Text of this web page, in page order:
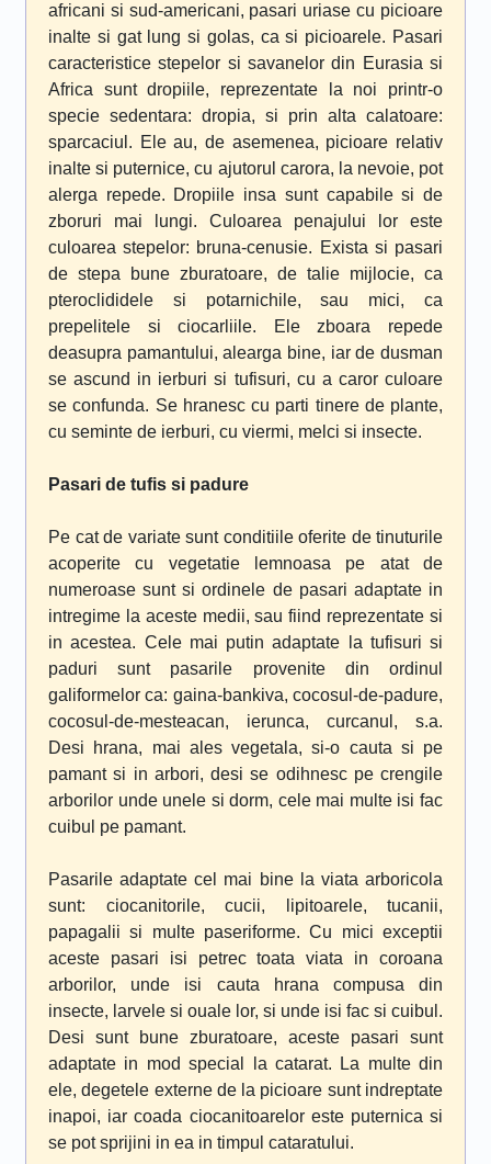
africani si sud-americani, pasari uriase cu picioare
inalte si gat lung si golas, ca si picioarele. Pasari
caracteristice stepelor si savanelor din Eurasia si
Africa sunt dropiile, reprezentate la noi printr-o
specie sedentara: dropia, si prin alta calatoare:
sparcaciul. Ele au, de asemenea, picioare relativ
inalte si puternice, cu ajutorul carora, la nevoie, pot
alerga repede. Dropiile insa sunt capabile si de
zboruri mai lungi. Culoarea penajului lor este
culoarea stepelor: bruna-cenusie. Exista si pasari
de stepa bune zburatoare, de talie mijlocie, ca
pteroclididele si potarnichile, sau mici, ca
prepelitele si ciocarliile. Ele zboara repede
deasupra pamantului, alearga bine, iar de dusman
se ascund in ierburi si tufisuri, cu a caror culoare
se confunda. Se hranesc cu parti tinere de plante,
cu seminte de ierburi, cu viermi, melci si insecte.
Pasari de tufis si padure
Pe cat de variate sunt conditiile oferite de tinuturile
acoperite cu vegetatie lemnoasa pe atat de
numeroase sunt si ordinele de pasari adaptate in
intregime la aceste medii, sau fiind reprezentate si
in acestea. Cele mai putin adaptate la tufisuri si
paduri sunt pasarile provenite din ordinul
galiformelor ca: gaina-bankiva, cocosul-de-padure,
cocosul-de-mesteacan, ierunca, curcanul, s.a.
Desi hrana, mai ales vegetala, si-o cauta si pe
pamant si in arbori, desi se odihnesc pe crengile
arborilor unde unele si dorm, cele mai multe isi fac
cuibul pe pamant.
Pasarile adaptate cel mai bine la viata arboricola
sunt: ciocanitorile, cucii, lipitoarele, tucanii,
papagalii si multe paseriforme. Cu mici exceptii
aceste pasari isi petrec toata viata in coroana
arborilor, unde isi cauta hrana compusa din
insecte, larvele si ouale lor, si unde isi fac si cuibul.
Desi sunt bune zburatoare, aceste pasari sunt
adaptate in mod special la catarat. La multe din
ele, degetele externe de la picioare sunt indreptate
inapoi, iar coada ciocanitoarelor este puternica si
se pot sprijini in ea in timpul cataratului.